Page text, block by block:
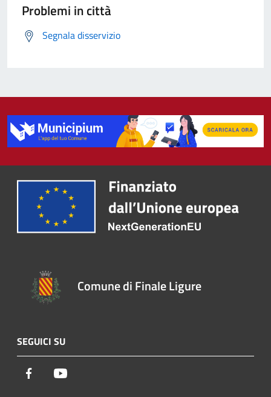
Problemi in città
Segnala disservizio
Comune di Finale Ligure
SEGUICI SU
Facebook